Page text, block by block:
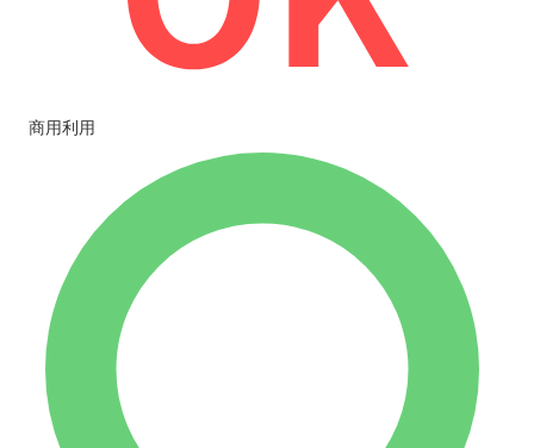
商用利用